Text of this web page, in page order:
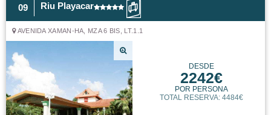
09 Riu Playacar
AVENIDA XAMAN-HA, MZA 6 BIS, LT.1.1
DESDE
2242€
POR PERSONA
TOTAL RESERVA: 4484€